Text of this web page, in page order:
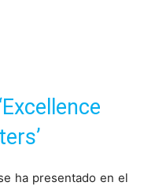
ha presentado en el